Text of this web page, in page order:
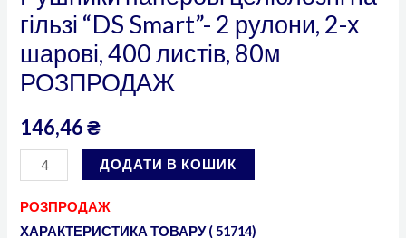
гільзі “DS Smart”- 2 рулони, 2-х
шарові, 400 листів, 80м
РОЗПРОДАЖ
146,46₴
кількість
ДОДАТИ В КОШИК
РОЗПРОДАЖ
ХАРАКТЕРИСТИКА ТОВАРУ ( 51714)